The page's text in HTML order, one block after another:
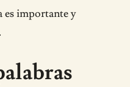
es importante y